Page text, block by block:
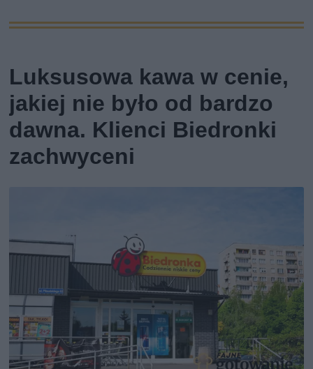
Luksusowa kawa w cenie,
jakiej nie było od bardzo
dawna. Klienci Biedronki
zachwyceni